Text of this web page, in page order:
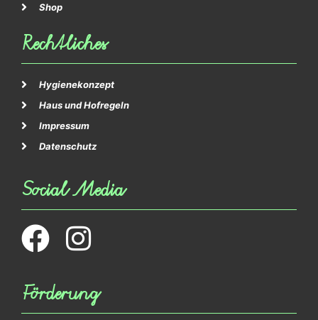
Shop
Rechtliches
Hygienekonzept
Haus und Hofregeln
Impressum
Datenschutz
Social Media
Förderung